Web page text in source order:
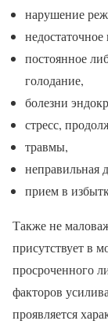
нарушение
постоянное
голодание,
болезни
стресс,
травмы,
неправильная
прием в
Также не
присутствует в
просроченного
факторов
проявляется